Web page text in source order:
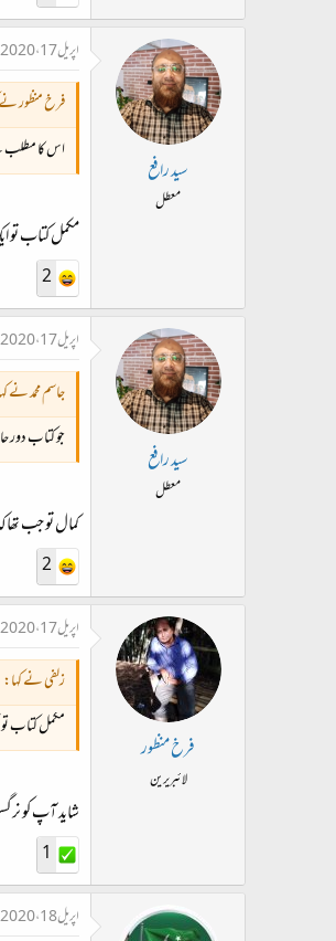
سید رافع
معطل
اپریل 17، 2020
فرخ منظور
اس کا مطلب
مکمل کتاب
2
سید رافع
معطل
اپریل 17، 2020
جاسم محمد نے
جو کتاب دور
کمال تو جب
2
فرخ منظور
لائبریرین
اپریل 17، 2020
زلفی نے کہا:
مکمل کتاب
شاید آپ کو
1
اپریل 18، 2020